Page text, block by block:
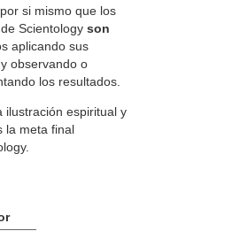
si mismo que los
Scientology son
aplicando sus
observando o
los resultados.
ilustración espiritual y
la meta final